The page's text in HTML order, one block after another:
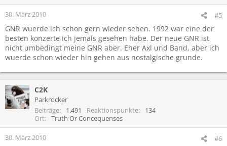
30. März 2010 #5
GNR wuerde ich schon gern wieder sehen. 1992 war eine der
besten konzerte ich jemals gesehen habe. Der neue GNR ist
nicht umbedingt meine GNR aber. Eher Axl und Band, aber ich
wuerde schon wieder hin gehen aus nostalgische grunde.
C2K
Parkrocker
Beiträge
1.491 Reaktionspunkte
134
Ort
Truth Or Concequenses
30. März 2010 #6